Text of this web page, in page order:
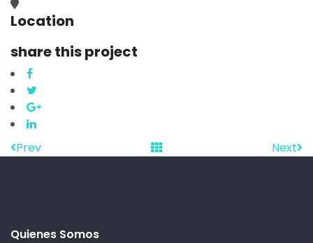
Location
share this project
Prev Next
Quienes Somos